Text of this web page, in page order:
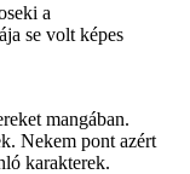
a
se volt képes
mangában.
Nekem pont azért
karakterek.